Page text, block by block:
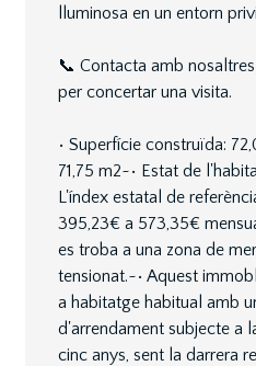
lluminosa en un entorn
📞 Contacta amb
per concertar una visita.
• Superfície construïda:
71,75 m2~• Estat de
L'índex estatal de
395,23€ a 573,35€
es troba a una zona de
tensionat.~• Aquest
a habitatge habitual amb
d'arrendament subjecte a
cinc anys, sent la darrera